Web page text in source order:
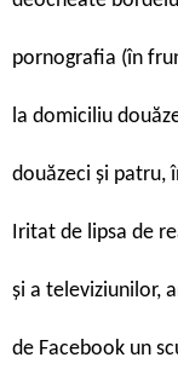
pornografia (în
la domiciliu
douăzeci și patru,
Iritat de lipsa de
și a televiziunilor,
de Facebook un